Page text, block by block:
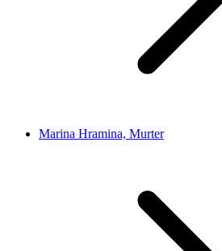
Marina Hramina, Murter